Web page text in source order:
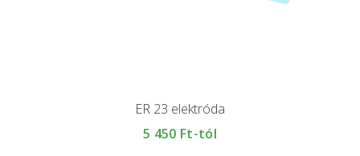
ER 23 elektróda
5 450 Ft-tól